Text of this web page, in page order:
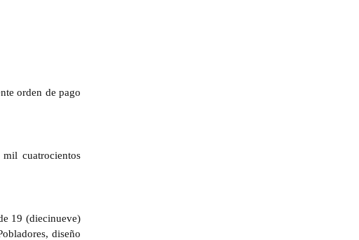
orden de pago
cuatrocientos
19 (diecinueve)
diseño